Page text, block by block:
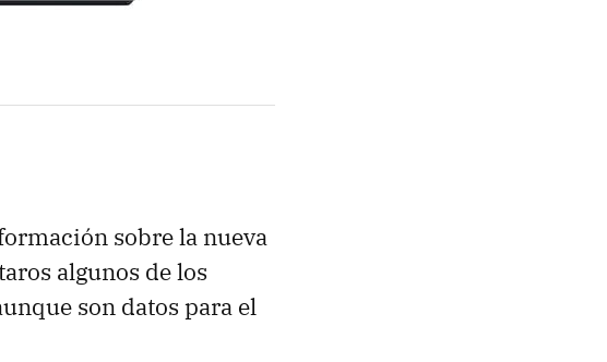
sobre la nueva
algunos de los
son datos para el